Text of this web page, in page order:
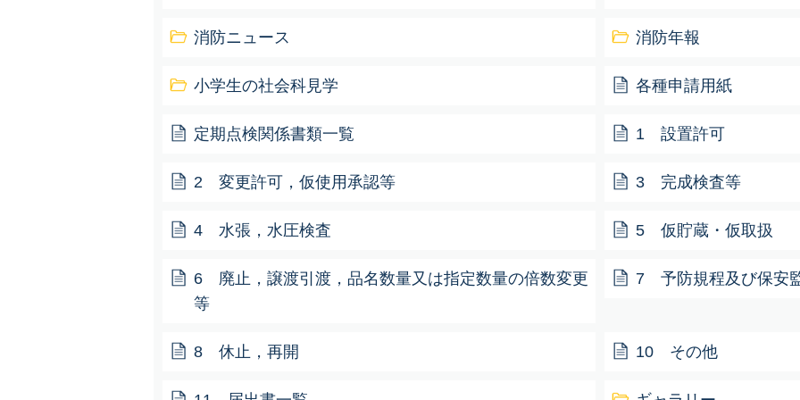
消防ニュース 消防年報
小学生の社会科見学 各種申請用紙
定期点検関係書類一覧 1 設置許可
2 変更許可，仮使用承認等 3 完成検査等
4 水張，水圧検査 5 仮貯蔵・仮取扱
6 廃止，譲渡引渡，品名数量又は指定数量の倍数変更
等
7 予防規程及び保安
8 休止，再開 10 その他